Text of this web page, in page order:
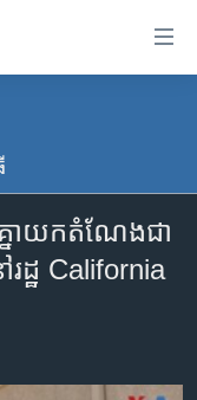
នា​យក​តំណែង​ជា​
ដ្ឋ California